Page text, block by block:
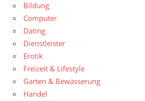
Bildung
Computer
Dating
Dienstleister
Erotik
Freizeit & Lifestyle
Garten & Bewässerung
Handel